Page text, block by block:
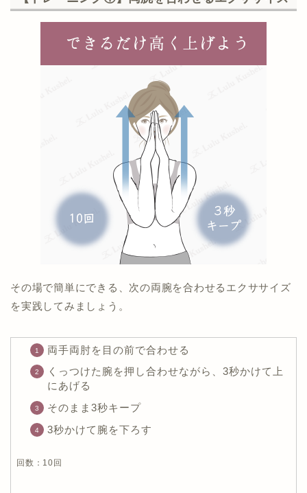
その場で簡単にできる、次の両腕を合わせるエクササイズ
を実践してみましょう。
両手両肘を目の前で合わせる
くっつけた腕を押し合わせながら、3秒かけて上
にあげる
そのまま3秒キープ
3秒かけて腕を下ろす
回数：10回